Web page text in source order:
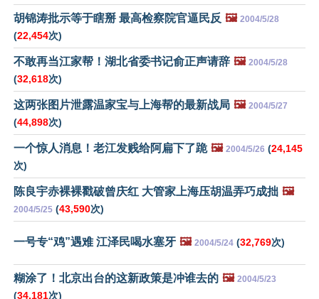
胡锦涛批示等于瞎掰 最高检察院官逼民反 🖼️ 2004/5/28
(22,454次)
不敢再当江家帮！湖北省委书记俞正声请辞 🖼️ 2004/5/28
(32,618次)
这两张图片泄露温家宝与上海帮的最新战局 🖼️ 2004/5/27
(44,898次)
一个惊人消息！老江发贱给阿扁下了跪 🖼️ 2004/5/26 (24,145
次)
陈良宇赤裸裸戳破曾庆红 大管家上海压胡温弄巧成拙 🖼️
2004/5/25 (43,590次)
一号专“鸡”遇难 江泽民喝水塞牙 🖼️ 2004/5/24 (32,769次)
糊涂了！北京出台的这新政策是冲谁去的 🖼️ 2004/5/23
(34,181次)